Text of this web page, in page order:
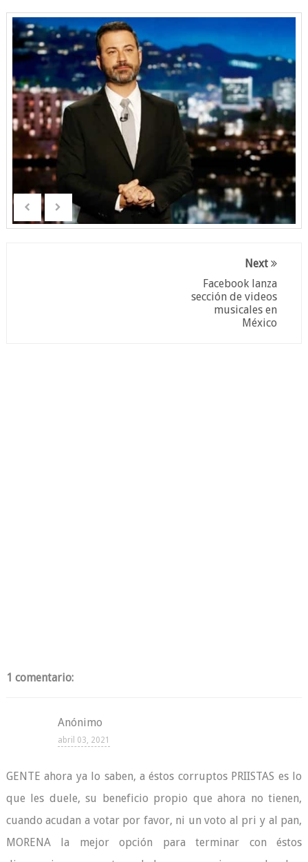
Next
Facebook lanza
sección de videos
musicales en
México
1 comentario:
Anónimo
abril 03, 2021
GENTE ahora ya lo saben, a éstos corruptos PRIISTAS es lo
que les duele, su beneficio propio que ahora no tienen,
cuando acudan a votar por favor, ni un voto al pri y al pan,
MORENA la mejor opción para terminar con éstos